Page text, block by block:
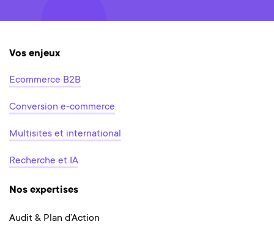
Vos enjeux
Ecommerce B2B
Conversion e-commerce
Multisites et international
Recherche et IA
Nos expertises
Audit & Plan d’Action